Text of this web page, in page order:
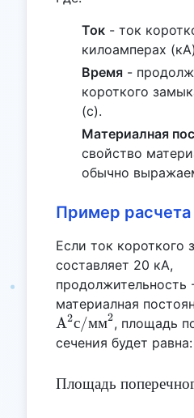
Ток - ток
килоамперах
Время -
короткого
(с).
Материалная
свойство
обычно
Пример расчета
Если ток короткого
составляет 20 кА,
продолжительность
материалная
A2с/мм2, площадь
сечения будет равна:
Площадь